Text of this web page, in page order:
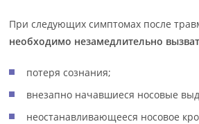
При следующих симптомах после
необходимо незамедлительно
потеря сознания;
внезапно начавшиеся носовые
неостанавливающееся носовое